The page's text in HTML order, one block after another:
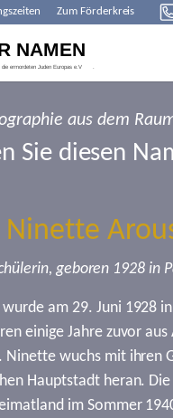
Zum Förderkreis
aus dem
Sie diesen
Ninette
geboren 1928 in
am 29. Juni 1928
einige Jahre zuvor aus
Ninette wuchs mit ihren
Hauptstadt heran.
im Sommer